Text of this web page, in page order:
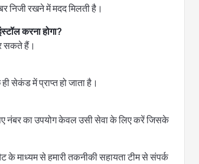
निजी रखने में मदद मिलती है।
करना होगा?
सकते हैं।
सेकंड में प्राप्त हो जाता है।
नंबर का उपयोग केवल उसी सेवा के लिए करें जिसके
माध्यम से हमारी तकनीकी सहायता टीम से संपर्क